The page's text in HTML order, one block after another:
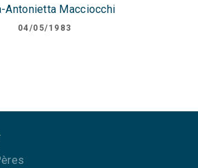
Antonietta Macciocchi
04/05/1983